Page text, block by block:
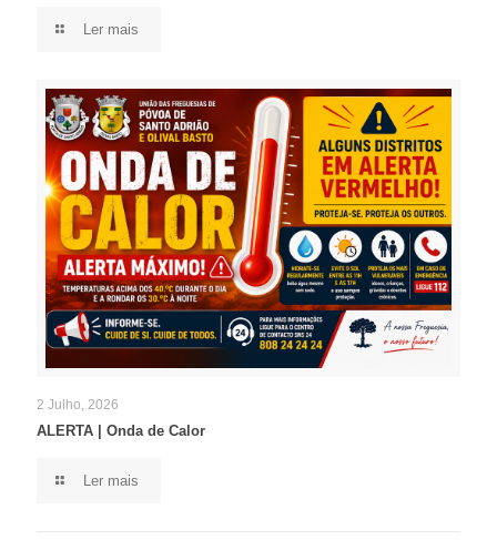
Ler mais
2 Julho, 2026
ALERTA | Onda de Calor
Ler mais